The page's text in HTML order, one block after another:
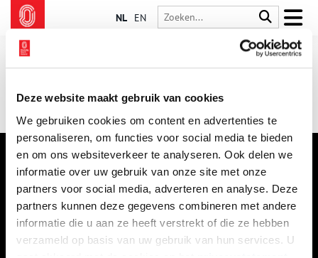
Deze website maakt gebruik van cookies
We gebruiken cookies om content en advertenties te
personaliseren, om functies voor social media te bieden
en om ons websiteverkeer te analyseren. Ook delen we
informatie over uw gebruik van onze site met onze
partners voor social media, adverteren en analyse. Deze
partners kunnen deze gegevens combineren met andere
informatie die u aan ze heeft verstrekt of die ze hebben
verzameld op basis van uw gebruik van hun services. U
NL EN
VERHALEN
NIEUWS
KALENDER